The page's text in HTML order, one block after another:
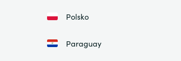
Polsko
Paraguay